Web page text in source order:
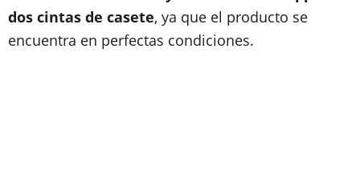
dos cintas de casete, ya que el producto se
encuentra en perfectas condiciones.